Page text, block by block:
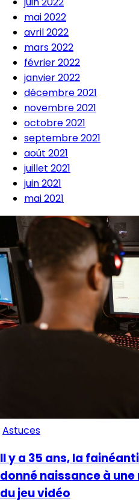
mai 2022
avril 2022
mars 2022
février 2022
janvier 2022
décembre 2021
novembre 2021
octobre 2021
septembre 2021
août 2021
juillet 2021
juin 2021
mai 2021
Astuces
Il y a 35 ans, la
donné naissance à
du jeu vidéo